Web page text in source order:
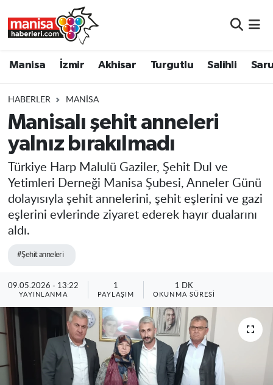
Manisa İzmir Akhisar Turgutlu Salihli
HABERLER MANISA
Manisalı şehit anneleri
yalnız bırakılmadı
Türkiye Harp Malulü Gaziler, Şehit Dul ve
Yetimleri Derneği Manisa Şubesi, Anneler Günü
dolayısıyla şehit annelerini, şehit eşlerini ve gazi
eşlerini evlerinde ziyaret ederek hayır dualarını
aldı.
#Şehit anneleri
09.05.2026 - 13:22
YAYINLANMA
1
PAYLAŞIM
1 DK
OKUNMA SÜRESI
Turgutlu
Salihli
Saruhanlı
Manisa Nöbetçi Eczaneler
Manisa Trafik Yoğunluk Haritası
Süper Lig Puan Durumu ve Fikstür
Tüm Manşetler